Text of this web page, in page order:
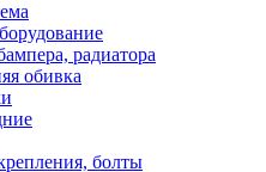
радиатора
обивка
болты